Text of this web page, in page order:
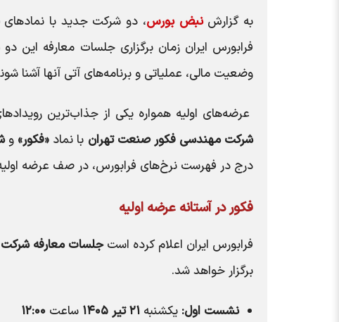
به گزارش نبض بورس، دو شرکت جدید با نمادهای
فرابورس ایران زمان برگزاری جلسات معارفه این
وضعیت مالی، عملیاتی و برنامه‌های آتی آنها آشنا
عرضه‌های اولیه همواره یکی از جذاب‌ترین
شرکت مهندسی فکور صنعت تهران با نماد «فکور» و
درج در فهرست نرخ‌های فرابورس، در صف عرضه اولیه
فکور در آستانه عرضه اولیه
فرابورس ایران اعلام کرده استجلسات معارفه
برگزار خواهد شد.
نشست اول: یکشنبه ۲۱ تیر ۱۴۰۵ ساعت ۱۲:۰۰